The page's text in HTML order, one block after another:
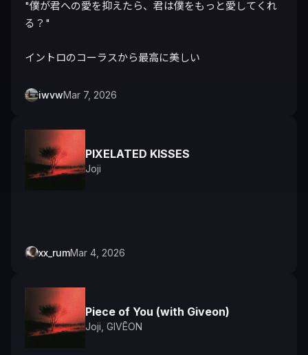
"僕が君への愛を抑えたら、君は僕をもっと愛してくれ
る？"
イントロのコーラスから最高に美しい
iwvwMar 7, 2026
PIXELATED KISSES
Joji
xx_rumMar 4, 2026
Piece of You (with Giveon)
Joji GIVĒON